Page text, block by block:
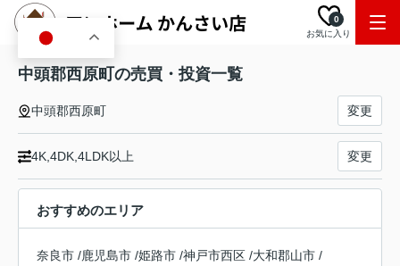
お気に入り
0
中頭郡西原町の売買・投資一覧
中頭郡西原町 変更
4K,4DK,4LDK以上 変更
おすすめのエリア
奈良市 /鹿児島市 /姫路市 /神戸市西区 /大和郡山市 /